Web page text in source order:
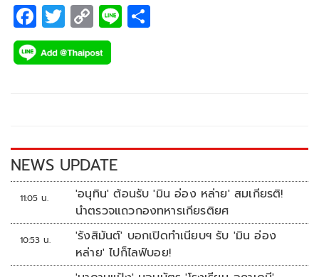
F
ac
e
k
T
wi
tt
C
o
p
k
Li
NEWS UPDATE
11:05 น.
'อนุทิน' ต้อนรับ 'มิน อ่อง หล่าย' สมเกียรติ!
นำตรวจแถวกองทหารเกียรติยศ
10:53 น.
'รังสิมันต์' บอกเปิดทำเนียบฯ รับ 'มิน อ่อง
หล่าย' ไปก็ไลฟ์บอย!